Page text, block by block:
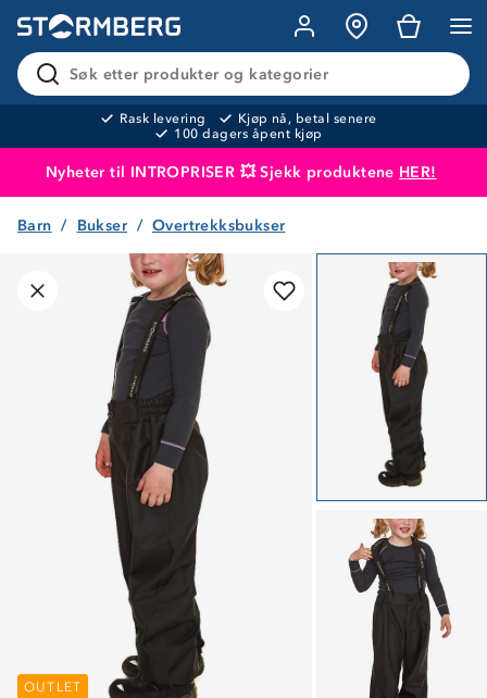
Søk etter produkter og kategorier
Rask levering
Kjøp nå, betal senere
100 dagers åpent kjøp
Nyheter til INTROPRISER 💥 Sjekk produktene HER!
Produktet er lagt i handlekurven
Barn Bukser Overtrekksbukser
OUTLET OUTLET
OUTLET